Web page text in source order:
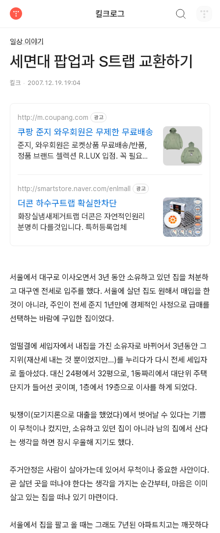
킬크로그
일상 이야기
세면대 팝업과 S트랩 교환하기
킬크 2007. 12. 19. 19:04
http://m.coupang.com 광고
쿠팡 준지 와우회원은 무제한 무료배송
준지, 와우회원은 로켓상품 무료배송/반품,
정품 브랜드 셀렉션 R.LUX 입점. 꼭 필요한
http://smartstore.naver.com/enlmall 광고
더콘 하수구트랩 확실한차단
화장실냄새제거트랩 더콘은 자연적인원리
분명히 다를것입니다. 특허등록업체
서울에서 대구로 이사오면서 3년 동안 소유하고 있던 집을 처분하
고 대구엔 전세로 입주를 했다. 서울에 살던 집도 원해서 매입을 한
것이 아니라, 주인이 전세 준지 1년만에 경제적인 사정으로 급매를
선택하는 바람에 구입한 집이었다.
얼떨결에 세입자에서 내집을 가진 소유자로 바뀌어서 3년동안 그
지위(재산세 내는 것 뿐이었지만...)를 누리다가 다시 전세 세입자
로 돌아섰다. 대신 24평에서 32평으로, 1동짜리에서 대단위 주택
단지가 들어선 곳이며, 1층에서 19층으로 이사를 하게 되었다.
빚쟁이(모기지론으로 대출을 했었다)에서 벗어날 수 있다는 기쁨
이 무척이나 컸지만, 소유하고 있던 집이 아니라 남의 집에서 산다
는 생각을 하면 잠시 우울해 지기도 했다.
주거안정은 사람이 살아가는데 있어서 무척이나 중요한 사안이다.
곧 살던 곳을 떠나야 한다는 생각을 가지는 순간부터, 마음은 이미
살고 있는 집을 떠나 있기 마련이다.
서울에서 집을 팔고 올 때는 그래도 7년된 아파트치고는 깨끗하다